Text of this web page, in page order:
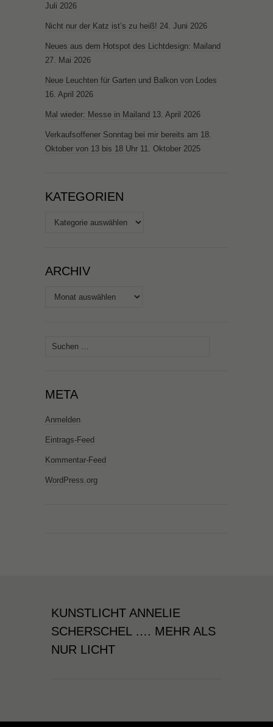
Juli 2026
Nicht nur der Katz ist’s zu heiß! 24. Juni 2026
Neues aus dem Hotspot des Lichtdesign: Mailand
27. Mai 2026
Neue Leuchten für Garten und Balkon von Lodes
16. April 2026
Mal wieder: Messe in Mailand 13. April 2026
Verkaufsoffener Sonntag bei mir bereits am 18.
Oktober von 13 bis 18 Uhr 11. Oktober 2025
KATEGORIEN
Kategorien
ARCHIV
Archiv
Suchen
META
Anmelden
Eintrags-Feed
Kommentar-Feed
WordPress.org
KUNSTLICHT ANNELIE
SCHERSCHEL …. MEHR ALS
NUR LICHT